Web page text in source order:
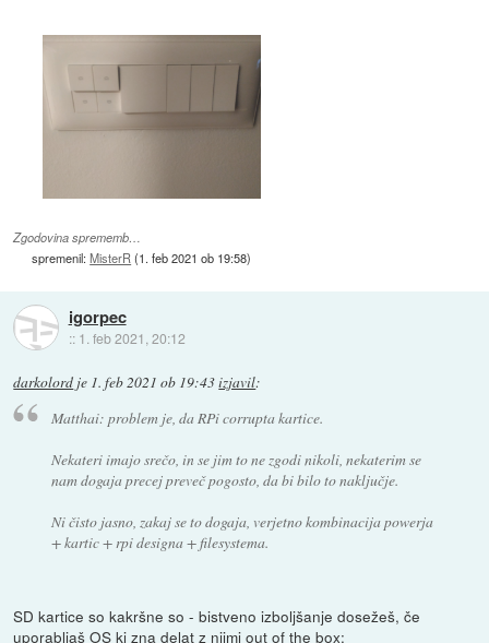
Zgodovina sprememb…
spremenil:MisterR (1. feb 2021 ob 19:58)
igorpec
:: 1. feb 2021, 20:12
darkolord je 1. feb 2021 ob 19:43izjavil:
Matthai: problem je, da RPi corrupta kartice.
Nekateri imajo srečo, in se jim to ne zgodi nikoli, nekaterim se
nam dogaja precej preveč pogosto, da bi bilo to naključje.
Ni čisto jasno, zakaj se to dogaja, verjetno kombinacija powerja
+ kartic + rpi designa + filesystema.
SD kartice so kakršne so - bistveno izboljšanje dosežeš, če
uporabljaš OS ki zna delat z njimi out of the box: